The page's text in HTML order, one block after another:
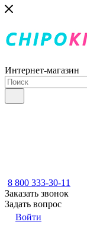
Интернет-магазин
8 800 333-30-11
Заказать звонок
Задать вопрос
Войти